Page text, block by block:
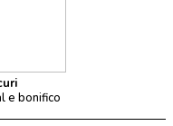
e bonifico